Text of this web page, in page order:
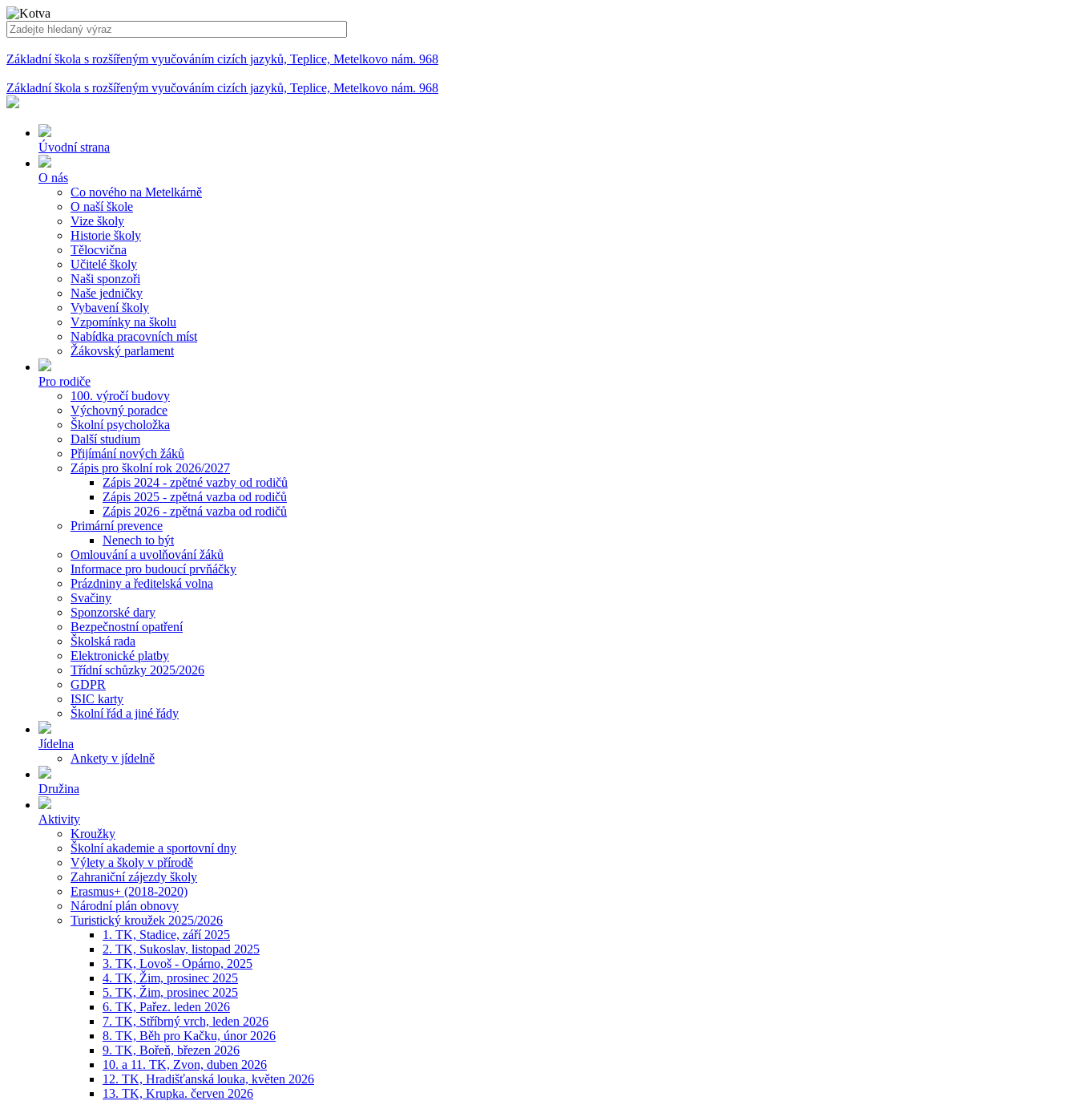
Základní škola s rozšířeným vyučováním cizích jazyků, Teplice, Metelkovo nám. 968
Základní škola s rozšířeným vyučováním cizích jazyků, Teplice, Metelkovo nám. 968
Úvodní strana
O nás
Co nového na Metelkárně
O naší škole
Vize školy
Historie školy
Tělocvična
Učitelé školy
Naši sponzoři
Naše jedničky
Vybavení školy
Vzpomínky na školu
Nabídka pracovních míst
Žákovský parlament
Pro rodiče
100. výročí budovy
Výchovný poradce
Školní psycholožka
Další studium
Přijímání nových žáků
Zápis pro školní rok 2026/2027
Zápis 2024 - zpětné vazby od rodičů
Zápis 2025 - zpětná vazba od rodičů
Zápis 2026 - zpětná vazba od rodičů
Primární prevence
Nenech to být
Omlouvání a uvolňování žáků
Informace pro budoucí prvňáčky
Prázdniny a ředitelská volna
Svačiny
Sponzorské dary
Bezpečnostní opatření
Školská rada
Elektronické platby
Třídní schůzky 2025/2026
GDPR
ISIC karty
Školní řád a jiné řády
Jídelna
Ankety v jídelně
Družina
Aktivity
Kroužky
Školní akademie a sportovní dny
Výlety a školy v přírodě
Zahraniční zájezdy školy
Erasmus+ (2018-2020)
Národní plán obnovy
Turistický kroužek 2025/2026
1. TK, Stadice, září 2025
2. TK, Sukoslav, listopad 2025
3. TK, Lovoš - Opárno, 2025
4. TK, Žim, prosinec 2025
5. TK, Žim, prosinec 2025
6. TK, Pařez. leden 2026
7. TK, Stříbrný vrch, leden 2026
8. TK, Běh pro Kačku, únor 2026
9. TK, Bořeň, březen 2026
10. a 11. TK, Zvon, duben 2026
12. TK, Hradišťanská louka, květen 2026
13. TK, Krupka. červen 2026